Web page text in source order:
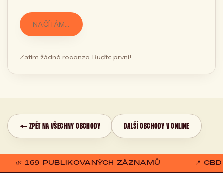
NAČÍTÁM…
Zatím žádné recenze. Buďte první!
← ZPĚT NA VŠECHNY OBCHODY DALŠÍ OBCHODY V ONLINE
🌿 169 PUBLIKOVANÝCH ZÁZNAMŮ 📍